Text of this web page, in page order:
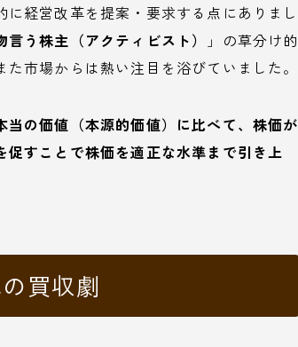
経営改革を提案・要求する点にありまし
言う株主（アクティビスト）
」の草分け的
市場からは熱い注目を浴びていました。
当の価値（本源的価値）に比べて、株価が
すことで株価を適正な水準まで引き上
買収劇